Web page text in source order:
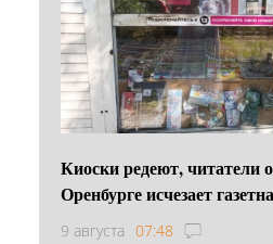
Киоски редеют, читатели
Оренбурге исчезает
9 августа 07:48